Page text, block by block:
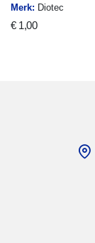
Merk: Diotec
€ 1,00